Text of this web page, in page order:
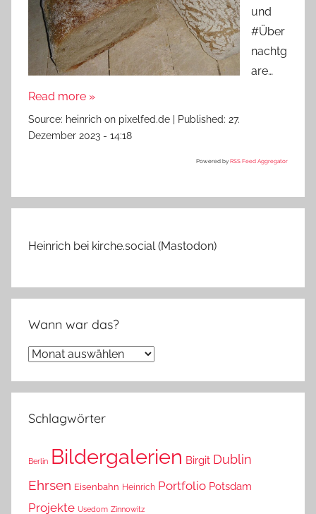
und
#Über
nachtg
are…
Read more »
Source: heinrich on pixelfed.de Published: 27.
Dezember 2023 - 14:18
Powered by RSS Feed Aggregator
Heinrich bei kirche.social (Mastodon)
Wann war das?
Wann
das?
Schlagwörter
Berlin Bildergalerien Birgit Dublin
Ehrsen Eisenbahn Heinrich Portfolio Potsdam
Projekte Usedom Zinnowitz